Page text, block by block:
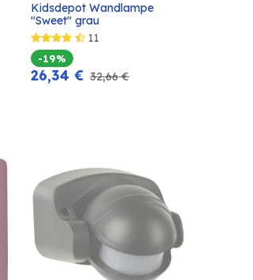
In den
Warenkorb
Kidsdepot Wandlampe
"Sweet" grau
11
-19%
26,34 € 32,66€